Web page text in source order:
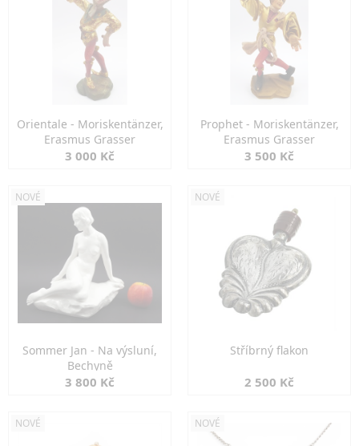
Orientale - Moriskentänzer,
Erasmus Grasser
3 000 Kč
Prophet - Moriskentänzer,
Erasmus Grasser
3 500 Kč
NOVÉ
Sommer Jan - Na výsluní,
Bechyně
3 800 Kč
NOVÉ
Stříbrný flakon
2 500 Kč
NOVÉ NOVÉ